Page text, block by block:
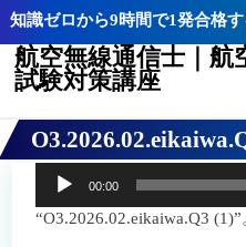
知識ゼロから9時間で1発合格
航空無線通信士｜航
試験対策講座
合格率と難易度分析
航空無線通信士とは？
航空特殊無線技士と
合格率と難易度分析
航空無線通信士とは？
航空特殊無線技士と
プ
00:00
“O3.2026.02.eikaiwa.Q3 (1)”